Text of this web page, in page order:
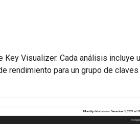
Visualizer. Cada análisis incluye
rendimiento para un grupo de